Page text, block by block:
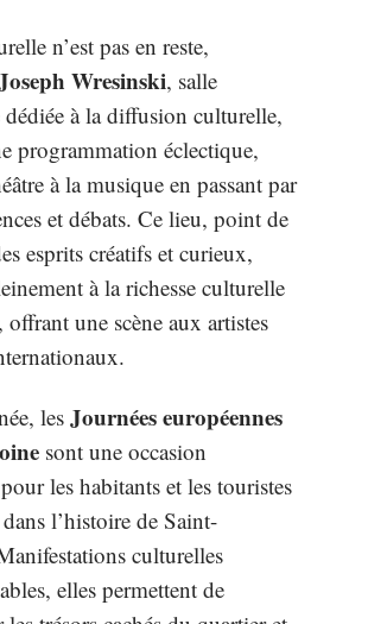
n’est pas en reste,
Wresinski, salle
à la diffusion culturelle,
programmation éclectique,
à la musique en passant par
et débats. Ce lieu, point de
esprits créatifs et curieux,
à la richesse culturelle
une scène aux artistes
les Journées européennes
sont une occasion
les habitants et les touristes
l’histoire de Saint-
culturelles
elles permettent de